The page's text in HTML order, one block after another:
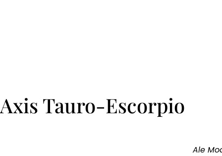
Axis Tauro-Escorpio
Ale